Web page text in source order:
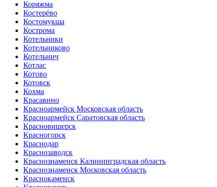
Коряжма
Костерёво
Костомукша
Кострома
Котельники
Котельниково
Котельнич
Котлас
Котово
Котовск
Кохма
Красавино
Красноармейск Московская область
Красноармейск Саратовская область
Красновишерск
Красногорск
Краснодар
Краснозаводск
Краснознаменск Калининградская область
Краснознаменск Московская область
Краснокаменск